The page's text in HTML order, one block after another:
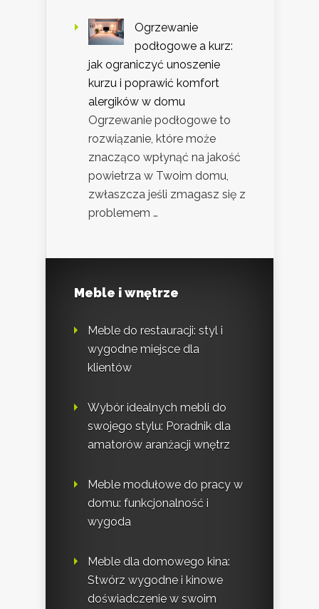
Ogrzewanie
podłogowe a kurz:
jak ograniczyć unoszenie
kurzu i poprawić komfort
alergików w domu
Ogrzewanie podłogowe to
rozwiązanie, które może
znacząco wpłynąć na jakość
powietrza w Twoim domu,
zwłaszcza jeśli zmagasz się z
problemem …
Meble i wnętrze
Meble do restauracji: styl i
wygodne miejsce dla
klientów
Wybór idealnych mebli do
swojego stylu: Poradnik dla
amatorów aranżacji wnętrz
Meble modułowe do pracy w
domu: funkcjonalność i
wygoda
Meble dla domowego kina:
Stwórz wygodne i kinowe
doświadczenie w swoim